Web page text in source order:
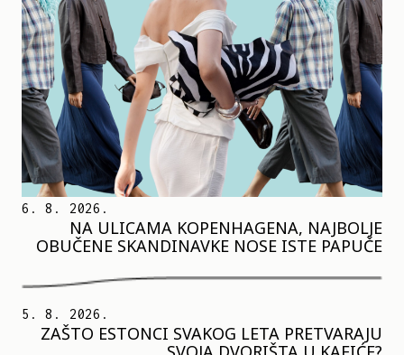
6. 8. 2026.
NA ULICAMA KOPENHAGENA, NAJBOLJE
OBUČENE SKANDINAVKE NOSE ISTE PAPUČE
5. 8. 2026.
ZAŠTO ESTONCI SVAKOG LETA PRETVARAJU